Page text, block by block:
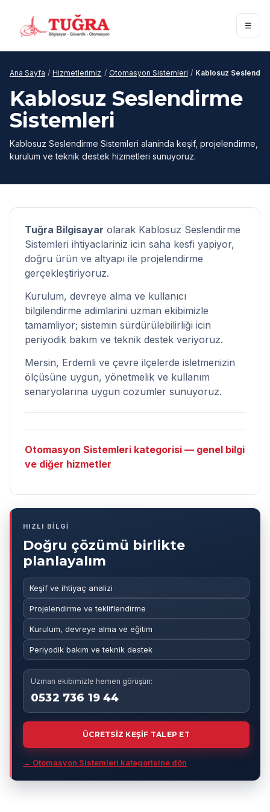
☰
Ana Sayfa / Hizmetlerimiz / Otomasyon Sistemleri / Kablosuz
Kablosuz Seslendirme
Sistemleri
Kablosuz Seslendirme Sistemleri alaninda keşif, projelendirme,
kurulum ve teknik destek hizmetleri sunuyoruz.
Tuğra Bilgisayar olarak Kablosuz Seslendirme
Sistemleri ihtiyaclariniz icin saha kesfi yapiyor,
doğru ürün ve altyapı ile projelendirme
gerçekleştiriyoruz.
Kurulum, devreye alma ve kullanıcı
bilgilendirme adimlarini uzman ekibimizle
tamamliyor; sistemin sürdürülebilirliği icin
periyodik bakım ve teknik destek veriyoruz.
Mersin, Erdemli ve çevre ilçelerde isletmenizin
ölçüsüne uygun, yönetmelik ve kullanım
senaryolarına uygun cozumler sunuyoruz.
Otomasyon Sistemleri kategorisi — genel bilgi
ve diğer hizmetler
HIZLI BİLGİ
Doğru çözümü birlikte
planlayalım
Keşif ve ihtiyaç analizi
Projelendirme ve tekliflendirme
Kurulum, devreye alma ve eğitim
Periyodik bakım ve teknik destek
Uzman ekibimizle hemen görüşün:
0532 736 19 44
ÜCRETSİZ KEŞİF TALEP ET
← Otomasyon Sistemleri kategorisine dön